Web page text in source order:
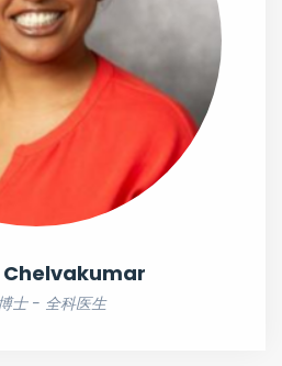
Chelvakumar
士 - 全科医生